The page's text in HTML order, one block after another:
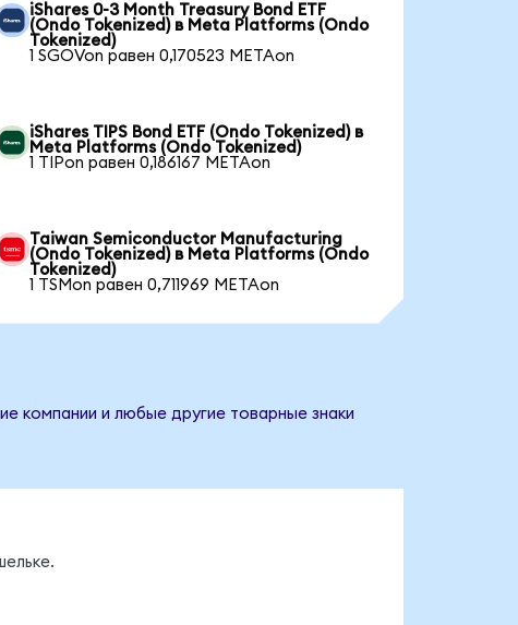
iShares 0-3 Month Treasury Bond ETF
(Ondo Tokenized) в Meta Platforms (Ondo
Tokenized)
1 SGOVon равен 0,170523 METAon
iShares TIPS Bond ETF (Ondo Tokenized) в
Meta Platforms (Ondo Tokenized)
1 TIPon равен 0,186167 METAon
Taiwan Semiconductor Manufacturing
(Ondo Tokenized) в Meta Platforms (Ondo
Tokenized)
1 TSMon равен 0,711969 METAon
компании и любые другие товарные знаки